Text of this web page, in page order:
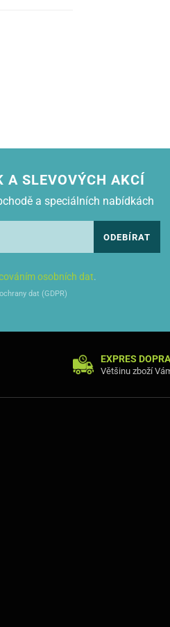
A SLEVOVÝCH AKCÍ
a speciálních nabídkách
ODEBÍRAT
osobních dat.
dat (GDPR)
EXPRES
Většinu zboží